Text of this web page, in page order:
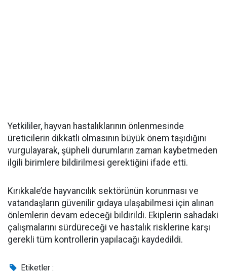
Yetkililer, hayvan hastalıklarının önlenmesinde
üreticilerin dikkatli olmasının büyük önem taşıdığını
vurgulayarak, şüpheli durumların zaman kaybetmeden
ilgili birimlere bildirilmesi gerektiğini ifade etti.
Kırıkkale’de hayvancılık sektörünün korunması ve
vatandaşların güvenilir gıdaya ulaşabilmesi için alınan
önlemlerin devam edeceği bildirildi. Ekiplerin sahadaki
çalışmalarını sürdüreceği ve hastalık risklerine karşı
gerekli tüm kontrollerin yapılacağı kaydedildi.
Etiketler :